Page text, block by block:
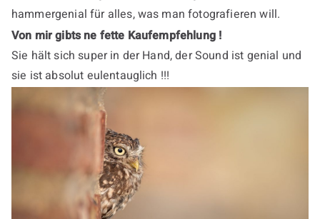
hammergenial für alles, was man fotografieren will.
Von mir gibts ne fette Kaufempfehlung !
Sie hält sich super in der Hand, der Sound ist genial und
sie ist absolut eulentauglich !!!